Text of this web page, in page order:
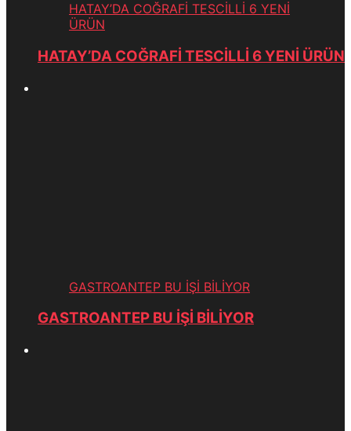
HATAY’DA COĞRAFİ TESCİLLİ 6 YENİ
ÜRÜN
HATAY’DA COĞRAFİ TESCİLLİ 6 YENİ ÜRÜN
GASTROANTEP BU İŞİ BİLİYOR
GASTROANTEP BU İŞİ BİLİYOR